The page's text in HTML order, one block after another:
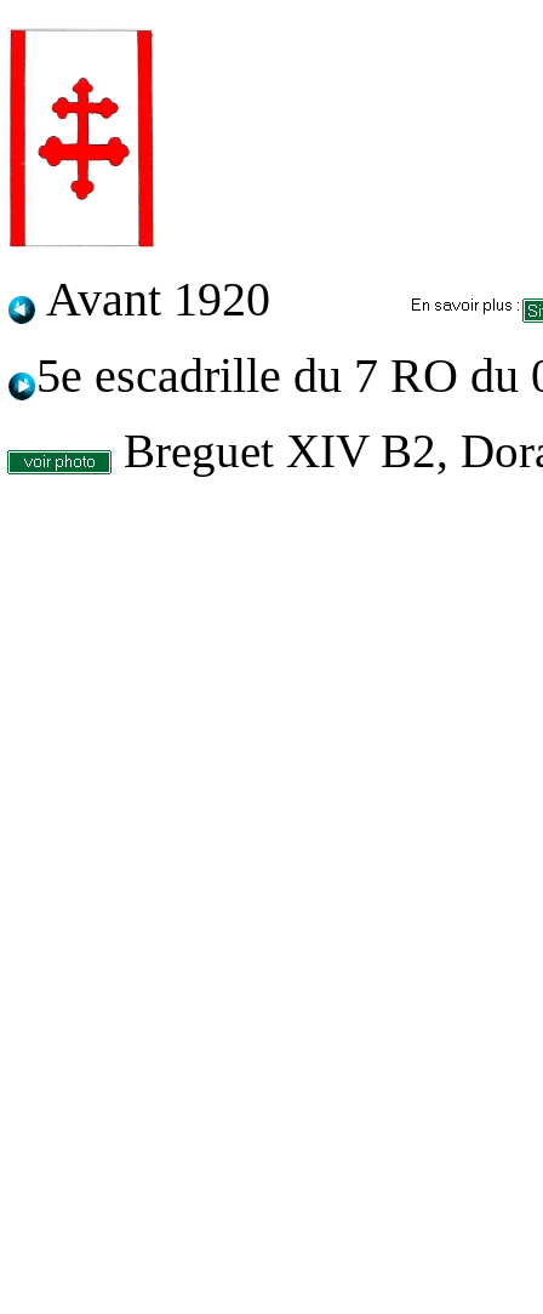
Avant 1920
5e escadrille du 7 RO du
Breguet XIV B2,